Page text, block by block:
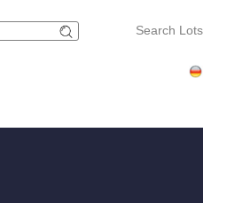
Search Lots